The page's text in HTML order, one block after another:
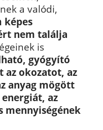
a valódi,
képes
nem találja
is
gyógyító
az okozatot, az
anyag mögött
az
mennyiségének